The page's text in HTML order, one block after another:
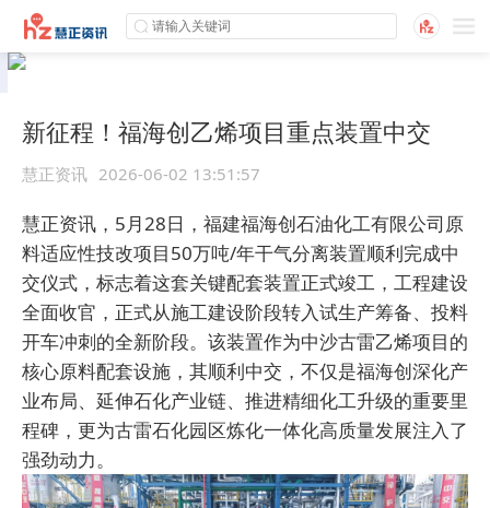
新征程！福海创乙烯项目重点装置中交
慧正资讯 2026-06-02 13:51:57
慧正资讯，5月28日，福建福海创石油化工有限公司原
料适应性技改项目50万吨/年干气分离装置顺利完成中
交仪式，标志着这套关键配套装置正式竣工，工程建设
全面收官，正式从施工建设阶段转入试生产筹备、投料
开车冲刺的全新阶段。该装置作为中沙古雷乙烯项目的
核心原料配套设施，其顺利中交，不仅是福海创深化产
业布局、延伸石化产业链、推进精细化工升级的重要里
程碑，更为古雷石化园区炼化一体化高质量发展注入了
强劲动力。